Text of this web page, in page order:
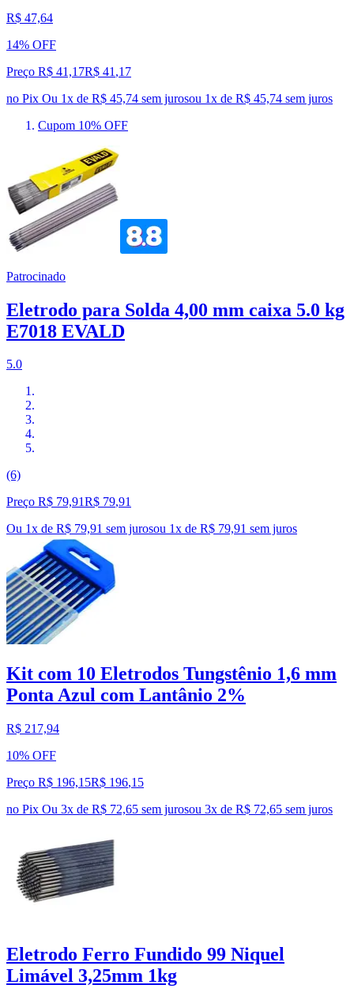
R$ 47,64
14% OFF
Preço R$ 41,17R$ 41 ,17
no Pix Ou 1x de R$ 45,74 sem jurosou 1x de R$ 45,74 sem juros
Cupom 10% OFF
Patrocinado
Eletrodo para Solda 4,00 mm caixa 5.0 kg
E7018 EVALD
5.0
(6)
Preço R$ 79,91R$ 79,91
Ou 1x de R$ 79,91 sem jurosou 1x de R$ 79,91 sem juros
Kit com 10 Eletrodos Tungstênio 1,6 mm
Ponta Azul com Lantânio 2%
R$ 217,94
10% OFF
Preço R$ 196,15R$ 196,15
no Pix Ou 3x de R$ 72,65 sem jurosou 3x de R$ 72,65 sem juros
Eletrodo Ferro Fundido 99 Niquel
Limável 3,25mm 1kg